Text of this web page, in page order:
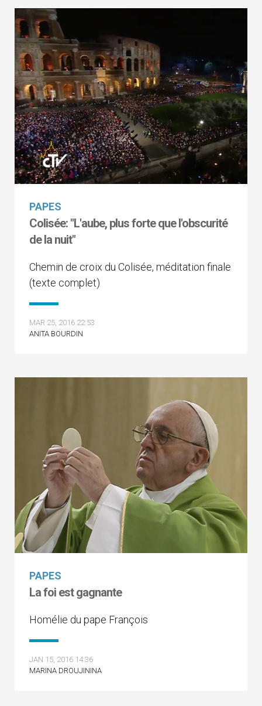
PAPES
Colisée: "L'aube, plus forte que l'obscurité
de la nuit"
Chemin de croix du Colisée, méditation finale
(texte complet)
MAR 25, 2016 22:53
ANITA BOURDIN
PAPES
La foi est gagnante
Homélie du pape François
JAN 15, 2016 14:36
MARINA DROUJININA